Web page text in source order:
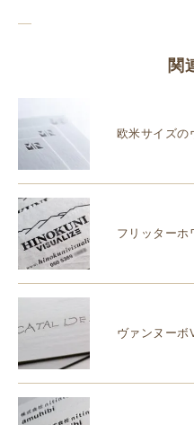
関
欧米サイズの
フリッターホ
ヴァンヌーボ